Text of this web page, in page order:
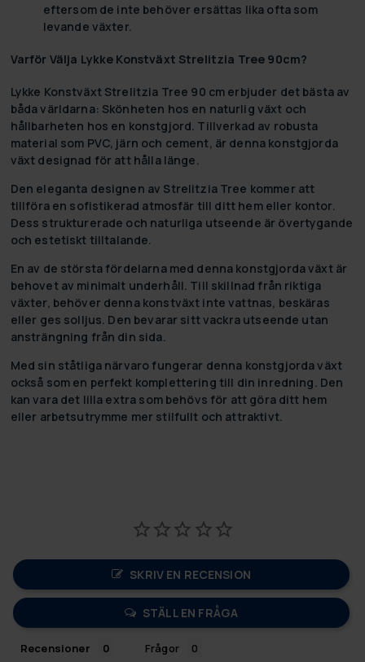
eftersom de inte behöver ersättas lika ofta som
levande växter.
Varför Välja Lykke Konstväxt Strelitzia Tree 90cm?
Lykke Konstväxt Strelitzia Tree 90 cm erbjuder det bästa av
båda världarna: Skönheten hos en naturlig växt och
hållbarheten hos en konstgjord. Tillverkad av robusta
material som PVC, järn och cement, är denna konstgjorda
växt designad för att hålla länge.
Den eleganta designen av Strelitzia Tree kommer att
tillföra en sofistikerad atmosfär till ditt hem eller kontor.
Dess strukturerade och naturliga utseende är övertygande
och estetiskt tilltalande.
En av de största fördelarna med denna konstgjorda växt är
behovet av minimalt underhåll. Till skillnad från riktiga
växter, behöver denna konstväxt inte vattnas, beskäras
eller ges solljus. Den bevarar sitt vackra utseende utan
ansträngning från din sida.
Med sin ståtliga närvaro fungerar denna konstgjorda växt
också som en perfekt komplettering till din inredning. Den
kan vara det lilla extra som behövs för att göra ditt hem
eller arbetsutrymme mer stilfullt och attraktivt.
SKRIV EN RECENSION
STÄLL EN FRÅGA
Recensioner Frågor